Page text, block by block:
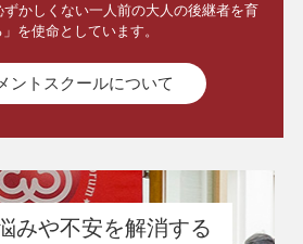
ずかしくない一人前の大人の後継者を育
を使命としています。
ントスクールについて
みや不安を解消する